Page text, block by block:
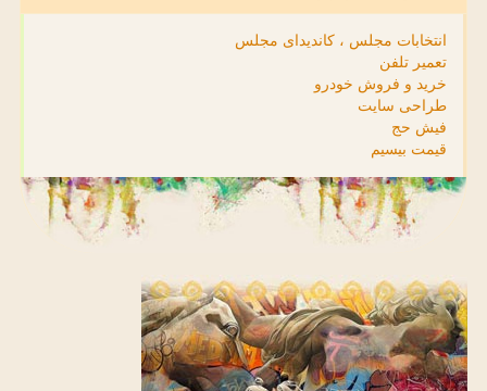
انتخابات مجلس ، کاندیدای مجلس
تعمیر تلفن
خرید و فروش خودرو
طراحی سایت
فیش حج
قیمت بیسیم